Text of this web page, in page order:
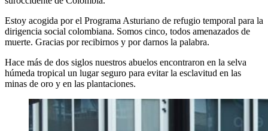
Estoy acogida por el Programa Asturiano de refugio temporal para la
dirigencia social colombiana. Somos cinco, todos amenazados de
muerte. Gracias por recibirnos y por darnos la palabra.
Hace más de dos siglos nuestros abuelos encontraron en la selva
húmeda tropical un lugar seguro para evitar la esclavitud en las
minas de oro y en las plantaciones.